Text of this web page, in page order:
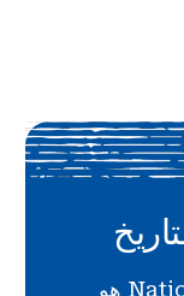
دعمك لـ National History Day هو